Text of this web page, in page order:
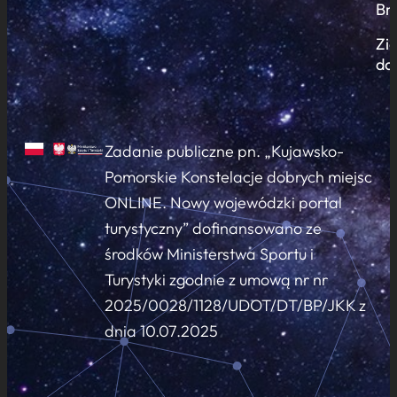
Zadanie publiczne pn. „Kujawsko-
Pomorskie Konstelacje dobrych miejsc
ONLINE. Nowy wojewódzki portal
turystyczny” dofinansowano ze
środków Ministerstwa Sportu i
Turystyki zgodnie z umową nr nr
2025/0028/1128/UDOT/DT/BP/JKK z
dnia 10.07.2025